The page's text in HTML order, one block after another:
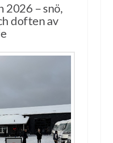
2026 – snö,
doften av